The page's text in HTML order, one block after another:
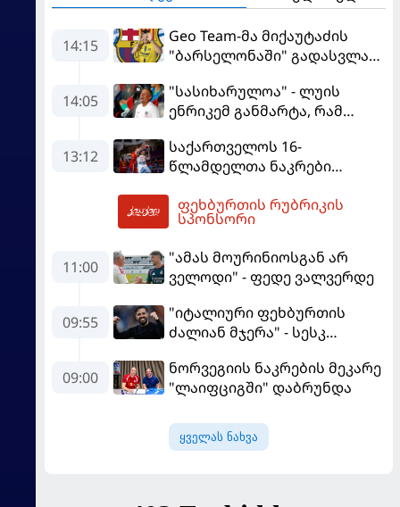
14:15
Geo Team-მა მიქაუტაძის
"ბარსელონაში" გადასვლაზე
ინფორმაციაზე განმარტება
გააკეთა
14:05
"სასიხარულოა" - ლუის
ენრიკემ განმარტა, რამ
იუნაიტედთან" ნამატჩევს
13:12
საქართველოს 16-
წლამდელთა ნაკრები
დამარცხდა
ფეხბურთის რუბრიკის
სპონსორი
11:00
"ამას მოურინიოსგან არ
ველოდი" - ფედე ვალვერდე
09:55
"იტალიური ფეხბურთის
ძალიან მჯერა" - სესკ
09:00
ნორვეგიის ნაკრების მეკარე
"ლაიფციგში" დაბრუნდა
ყველას ნახვა